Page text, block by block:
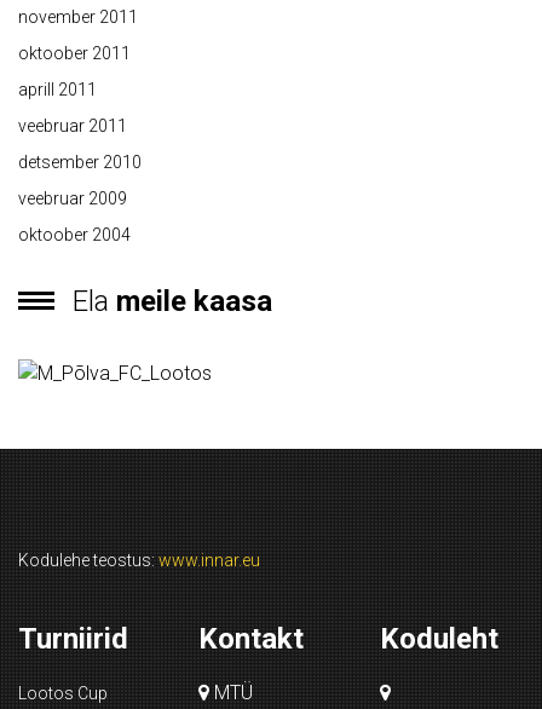
november 2011
oktoober 2011
aprill 2011
veebruar 2011
detsember 2010
veebruar 2009
oktoober 2004
Ela meile kaasa
Kodulehe teostus: www.innar.eu
Turniirid
Lootos Cup
Kontakt
MTÜ
Koduleht